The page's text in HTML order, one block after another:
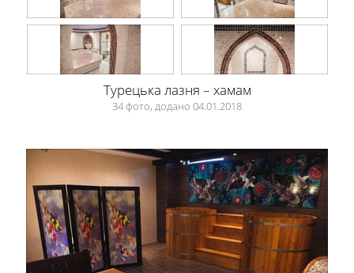
Турецька лазня – хамам
34 фото, додано 04.01.2018